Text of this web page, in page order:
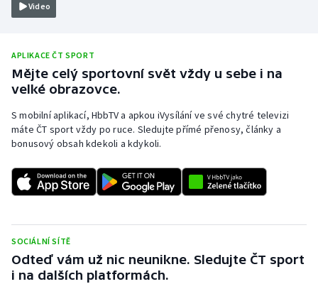
Ragby
Rychlobruslení
Rychlostní kanoistika
Short track
Sportovní střelba
Stolní tenis
Veslování
Video
APLIKACE ČT SPORT
Mějte celý sportovní svět vždy u sebe i na
velké obrazovce.
S mobilní aplikací, HbbTV a apkou iVysílání ve své chytré televizi
máte ČT sport vždy po ruce. Sledujte přímé přenosy, články a
bonusový obsah kdekoli a kdykoli.
SOCIÁLNÍ SÍTĚ
Odteď vám už nic neunikne. Sledujte ČT sport
i na dalších platformách.